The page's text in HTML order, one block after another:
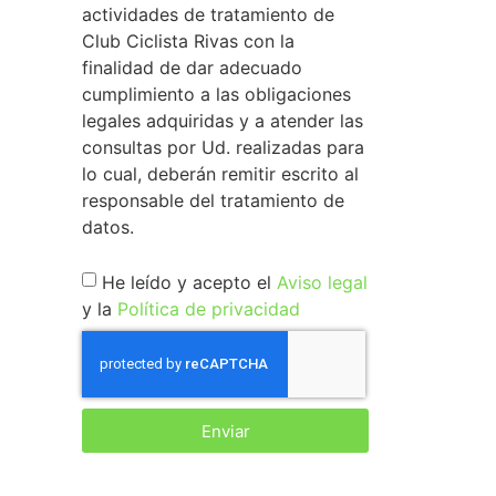
actividades de tratamiento de
Club Ciclista Rivas con la
finalidad de dar adecuado
cumplimiento a las obligaciones
legales adquiridas y a atender las
consultas por Ud. realizadas para
lo cual, deberán remitir escrito al
responsable del tratamiento de
datos.
He leído y acepto el Aviso legal
y la Política de privacidad
Enviar